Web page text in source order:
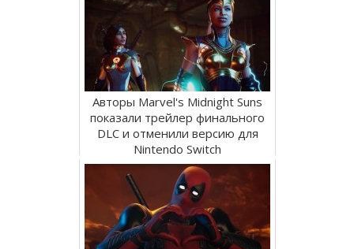
Авторы Marvel's Midnight Suns
показали трейлер финального
DLC и отменили версию для
Nintendo Switch